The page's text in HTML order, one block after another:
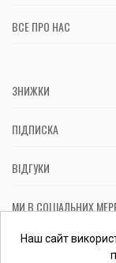
ВСЕ ПРО НАС
ЗНИЖКИ
ПІДПИСКА
ВІДГУКИ
МИ В СОЦІАЛЬНИХ
Вас обслуговує:
0000
Наш сайт